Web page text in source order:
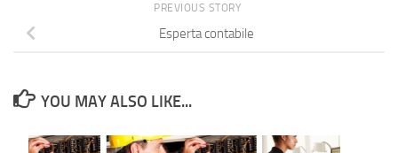
PREVIOUS STORY
Esperta contabile
YOU MAY ALSO LIKE...